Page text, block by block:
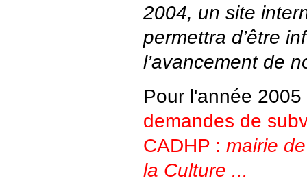
2004, un site
permettra d’être
l’avancement de
Pour l'année
demandes de
CADHP : mairie
la Culture ...